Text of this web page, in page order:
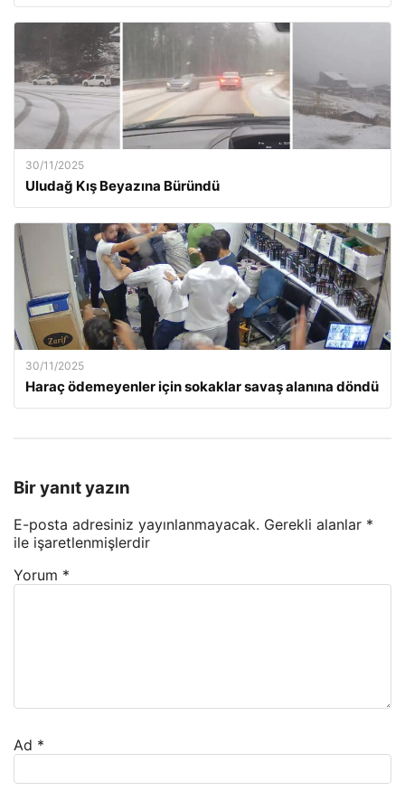
30/11/2025
Uludağ Kış Beyazına Büründü
30/11/2025
Haraç ödemeyenler için sokaklar savaş alanına döndü
Bir yanıt yazın
E-posta adresiniz yayınlanmayacak. Gerekli alanlar *
ile işaretlenmişlerdir
Yorum *
Ad *